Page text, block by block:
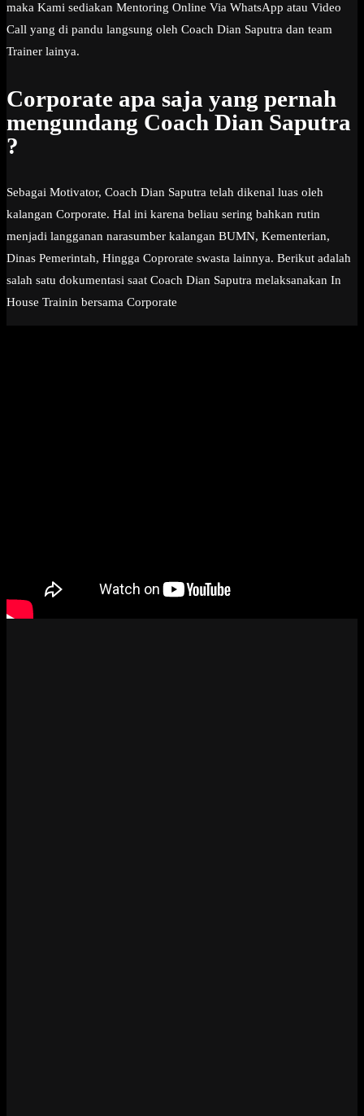
maka Kami sediakan Mentoring Online Via WhatsApp atau Video
Call yang di pandu langsung oleh Coach Dian Saputra dan team
Trainer lainya.
Corporate apa saja yang pernah
mengundang Coach Dian Saputra
?
Sebagai Motivator, Coach Dian Saputra telah dikenal luas oleh
kalangan Corporate. Hal ini karena beliau sering bahkan rutin
menjadi langganan narasumber kalangan BUMN, Kementerian,
Dinas Pemerintah, Hingga Coprorate swasta lainnya. Berikut adalah
salah satu dokumentasi saat Coach Dian Saputra melaksanakan In
House Trainin bersama Corporate